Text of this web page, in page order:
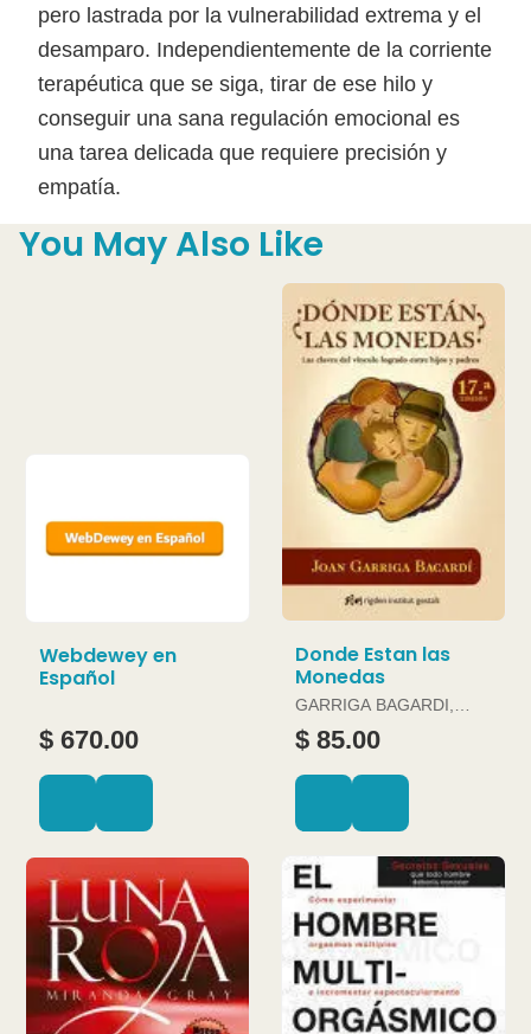
pero lastrada por la vulnerabilidad extrema y el
desamparo. Independientemente de la corriente
terapéutica que se siga, tirar de ese hilo y
conseguir una sana regulación emocional es
una tarea delicada que requiere precisión y
empatía.
You May Also Like
Webdewey en
Español
$ 670.00
Donde Estan las
Monedas
GARRIGA BAGARDI,
JOAN
$ 85.00